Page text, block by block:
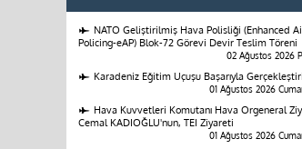
NATO Geliştirilmiş Hava Polisliği (Enhanced
Policing-eAP) Blok-72 Görevi Devir Teslim Töreni
02 Ağustos 2026
Karadeniz Eğitim Uçuşu Başarıyla
01 Ağustos 2026
Hava Kuvvetleri Komutanı Hava Orgeneral
Cemal KADIOĞLU'nun, TEI Ziyareti
01 Ağustos 2026